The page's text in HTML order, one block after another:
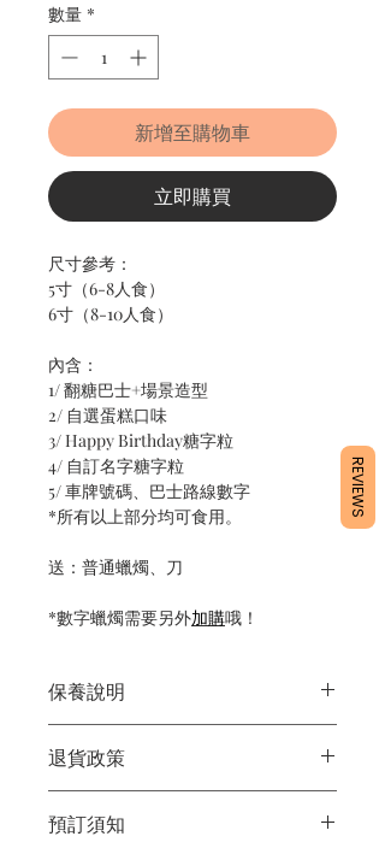
數量 *
新增至購物車
立即購買
尺寸參考：
5寸（6-8人食）
6寸（8-10人食）
內含：
1/ 翻糖巴士+場景造型
2/ 自選蛋糕口味
3/ Happy Birthday糖字粒
4/ 自訂名字糖字粒
5/ 車牌號碼、巴士路線數字
*所有以上部分均可食用。
送：普通蠟燭、刀
*數字蠟燭需要另外加購哦！
保養說明
度。
2/運送時避免大力搖晃。
3/最佳保存期：3日內食用完畢
退貨政策
作，不設退換。
預訂須知
REVIEWS